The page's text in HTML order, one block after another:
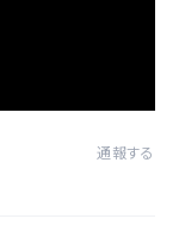
通報する